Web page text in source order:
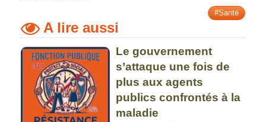
#Santé
A lire aussi
Le gouvernement
s’attaque une fois de
plus aux agents
publics confrontés à la
maladie